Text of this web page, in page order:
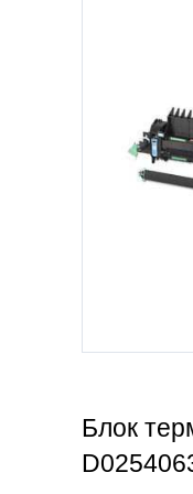
Блок